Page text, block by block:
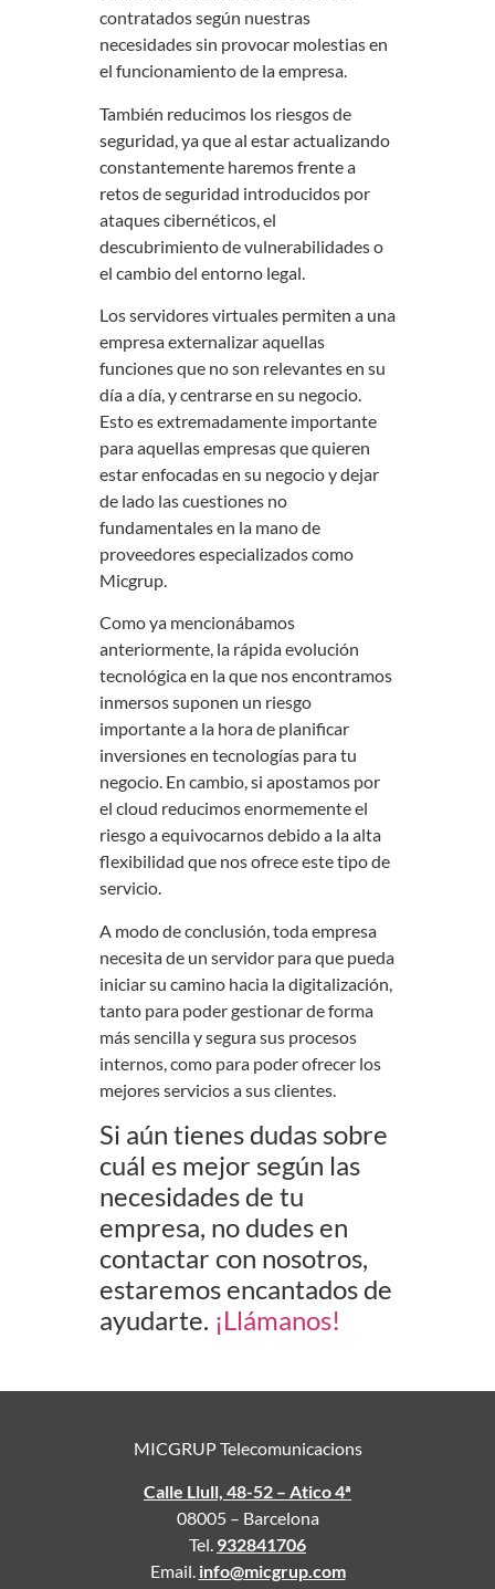
contratados según nuestras
necesidades sin provocar molestias en
el funcionamiento de la empresa.
También reducimos los riesgos de
seguridad, ya que al estar actualizando
constantemente haremos frente a
retos de seguridad introducidos por
ataques cibernéticos, el
descubrimiento de vulnerabilidades o
el cambio del entorno legal.
Los servidores virtuales permiten a una
empresa externalizar aquellas
funciones que no son relevantes en su
día a día, y centrarse en su negocio.
Esto es extremadamente importante
para aquellas empresas que quieren
estar enfocadas en su negocio y dejar
de lado las cuestiones no
fundamentales en la mano de
proveedores especializados como
Micgrup.
Como ya mencionábamos
anteriormente, la rápida evolución
tecnológica en la que nos encontramos
inmersos suponen un riesgo
importante a la hora de planificar
inversiones en tecnologías para tu
negocio. En cambio, si apostamos por
el cloud reducimos enormemente el
riesgo a equivocarnos debido a la alta
flexibilidad que nos ofrece este tipo de
servicio.
A modo de conclusión, toda empresa
necesita de un servidor para que pueda
iniciar su camino hacia la digitalización,
tanto para poder gestionar de forma
más sencilla y segura sus procesos
internos, como para poder ofrecer los
mejores servicios a sus clientes.
Si aún tienes dudas sobre
cuál es mejor según las
necesidades de tu
empresa, no dudes en
contactar con nosotros,
estaremos encantados de
ayudarte. ¡Llámanos!
MICGRUP Telecomunicacions
Calle Llull, 48-52 – Atico 4ª
08005 – Barcelona
Tel. 932841706
Email. info@micgrup.com